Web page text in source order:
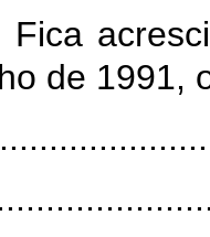
Fica
de 1991,